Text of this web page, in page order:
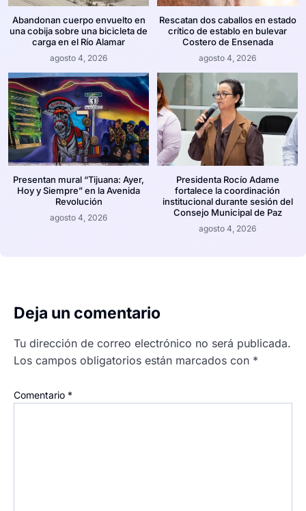
Abandonan cuerpo envuelto en
una cobija sobre una bicicleta de
carga en el Río Alamar
agosto 4, 2026
Rescatan dos caballos en estado
crítico de establo en bulevar
Costero de Ensenada
agosto 4, 2026
Presentan mural “Tijuana: Ayer,
Hoy y Siempre” en la Avenida
Revolución
agosto 4, 2026
Presidenta Rocío Adame
fortalece la coordinación
institucional durante sesión del
Consejo Municipal de Paz
agosto 4, 2026
Deja un comentario
Tu dirección de correo electrónico no será publicada.
Los campos obligatorios están marcados con *
Comentario *